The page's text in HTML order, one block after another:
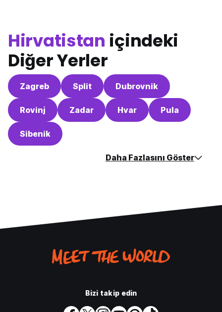
Hirvatistan içindeki
Diğer Yerler
Zagreb Split Dubrovnik
Rovinj Zadar Hvar Pula
Sibenik
Daha Fazlasını Göster
Bizi takip edin